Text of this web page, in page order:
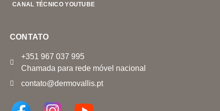
CANAL TÉCNICO YOUTUBE
CONTATO
+351 967 037 995
Chamada para rede móvel nacional
contato@dermovallis.pt